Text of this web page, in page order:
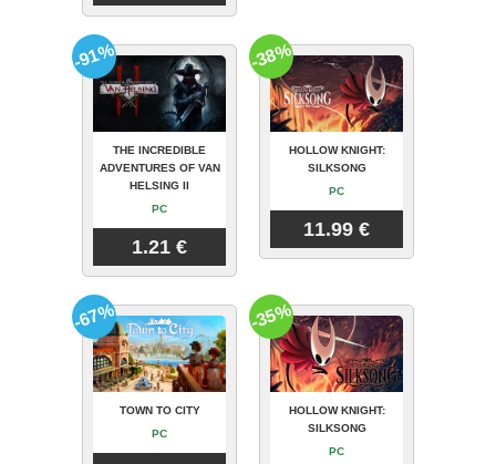
THE INCREDIBLE
ADVENTURES OF VAN
HELSING II
PC
1.21 €
-91%
HOLLOW KNIGHT:
SILKSONG
PC
11.99 €
-38%
TOWN TO CITY
PC
-67%
HOLLOW KNIGHT:
SILKSONG
PC
-35%